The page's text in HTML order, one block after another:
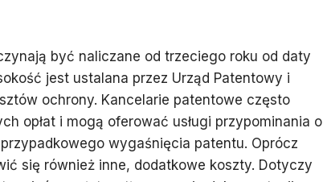
być naliczane od trzeciego roku od daty
jest ustalana przez Urząd Patentowy i
ochrony. Kancelarie patentowe często
opłat i mogą oferować usługi przypominania o
wygaśnięcia patentu. Oprócz
się również inne, dodatkowe koszty. Dotyczy